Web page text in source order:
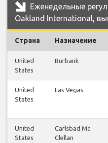
Еженедельные
Oakland International,
Страна Назначение
United
States
Burbank
United
States
Las Vegas
United
States
Carlsbad Mc
Clellan